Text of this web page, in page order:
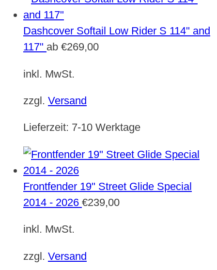
Dashcover Softail Low Rider S 114" and
117" ab €269,00
inkl. MwSt.
zzgl. Versand
Lieferzeit: 7-10 Werktage
Frontfender 19" Street Glide Special
2014 - 2026 €239,00
inkl. MwSt.
zzgl. Versand